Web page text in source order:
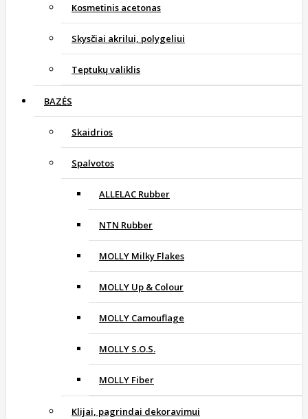
Kosmetinis acetonas
Skysčiai akrilui, polygeliui
Teptukų valiklis
BAZĖS
Skaidrios
Spalvotos
ALLELAC Rubber
NTN Rubber
MOLLY Milky Flakes
MOLLY Up & Colour
MOLLY Camouflage
MOLLY S.O.S.
MOLLY Fiber
Klijai, pagrindai dekoravimui